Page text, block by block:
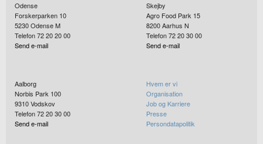
Odense
Forskerparken 10
5230Odense M
Telefon 72 20 20 00
Send e-mail
Skejby
Agro Food Park 15
8200Aarhus N
Telefon 72 20 30 00
Send e-mail
Aalborg
Norbis Park 100
9310Vodskov
Telefon 72 20 30 00
Send e-mail
Hvem er vi
Organisation
Job og Karriere
Presse
Persondatapolitik